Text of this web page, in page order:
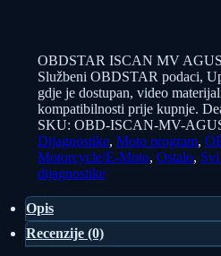
OBDSTAR ISCAN MV
Službeni OBDSTAR podaci,
gdje je dostupan, video
kompatibilnosti prije kupnje.
SKU: OBD-ISCAN-MV-
Dijagnostike, Moto program,
Motorcycle/E-Moto, Ostalo,
dijagnostike
Opis
Recenzije (0)